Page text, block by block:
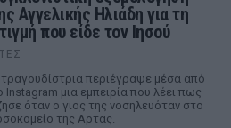
Αγγελικής Ηλιάδη για τη
που είδε τον Ιησού
περιέγραψε μέσα από
Instagram μια εμπειρία που λέει πως
όταν ο γιος της νοσηλευόταν στο
της Αρτας.